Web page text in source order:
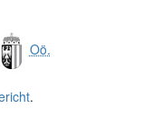
Oö.
.